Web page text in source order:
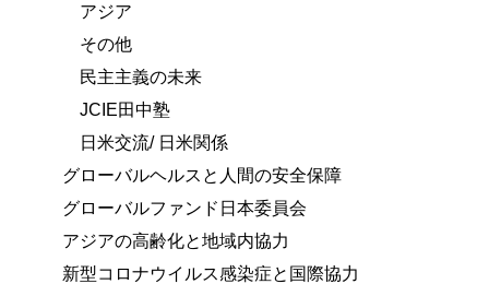
アジア
その他
民主主義の未来
JCIE田中塾
日米交流/ 日米関係
グローバルヘルスと人間の安全保障
グローバルファンド日本委員会
アジアの高齢化と地域内協力
新型コロナウイルス感染症と国際協力